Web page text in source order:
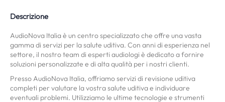
Descrizione
AudioNova Italia è un centro specializzato che offre una vasta
gamma di servizi per la salute uditiva. Con anni di esperienza nel
settore, il nostro team di esperti audiologi è dedicato a fornire
soluzioni personalizzate e di alta qualità per i nostri clienti.
Presso AudioNova Italia, offriamo servizi di revisione uditiva
completi per valutare la vostra salute uditiva e individuare
eventuali problemi. Utilizziamo le ultime tecnologie e strumenti